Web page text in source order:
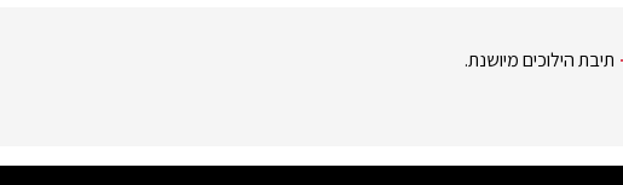
תיבת הילוכים מיושנת.